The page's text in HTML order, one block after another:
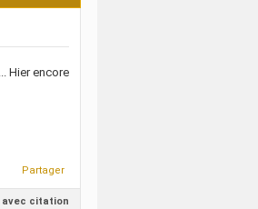
Hier encore
Partager
avec citation